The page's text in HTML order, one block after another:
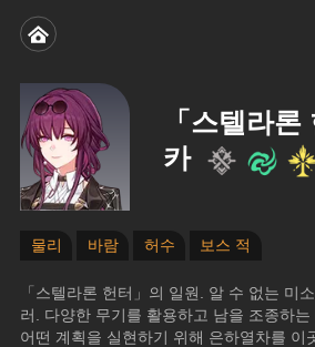
「스텔라
카
물리 바람 허수 보스 적
「스텔라론 헌터」의 일원. 알 수 없는 미
러. 다양한 무기를 활용하고 남을 조종하
어떤 계획을 실현하기 위해 은하열차를 이